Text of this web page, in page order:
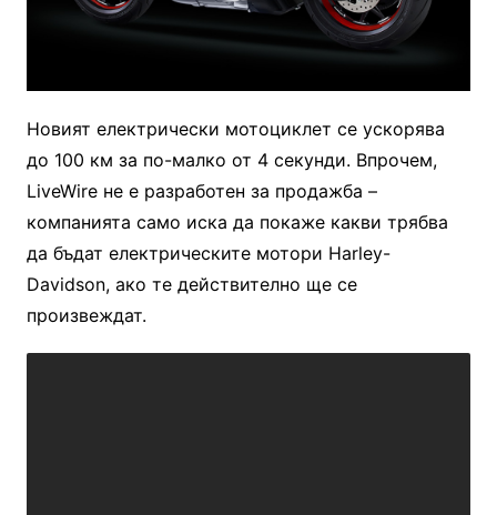
Новият електрически мотоциклет се ускорява
до 100 км за по-малко от 4 секунди. Впрочем,
LiveWire не е разработен за продажба –
компанията само иска да покаже какви трябва
да бъдат електрическите мотори Harley-
Davidson, ако те действително ще се
произвеждат.